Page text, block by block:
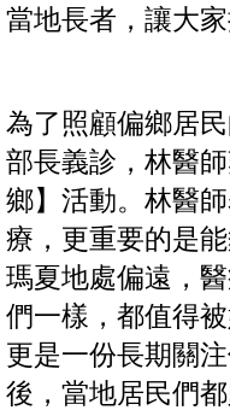
當地長者，讓大
為了照顧偏鄉居
部長義診，林醫
鄉】活動。林醫
療，更重要的是
瑪夏地處偏遠，
們一樣，都值得
更是一份長期關
後，當地居民們